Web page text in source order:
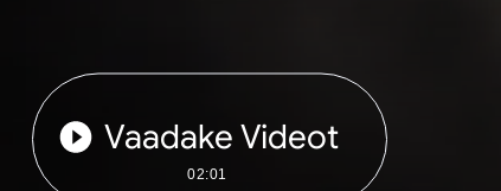
Vaadake Videot
02:01